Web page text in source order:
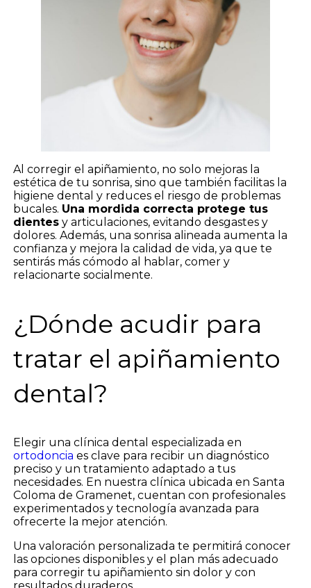
Al corregir el apiñamiento, no solo mejoras la
estética de tu sonrisa, sino que también facilitas la
higiene dental y reduces el riesgo de problemas
bucales. Una mordida correcta protege tus
dientesy articulaciones, evitando desgastes y
dolores. Además, una sonrisa alineada aumenta la
confianza y mejora la calidad de vida, ya que te
sentirás más cómodo al hablar, comer y
relacionarte socialmente.
¿Dónde acudir para
tratar el apiñamiento
dental?
Elegir una clínica dental especializada en
ortodoncia es clave para recibir un diagnóstico
preciso y un tratamiento adaptado a tus
necesidades. En nuestra clínica ubicada en Santa
Coloma de Gramenet, cuentan con profesionales
experimentados y tecnología avanzada para
ofrecerte la mejor atención.
Una valoración personalizada te permitirá conocer
las opciones disponibles y el plan más adecuado
para corregir tu apiñamiento sin dolor y con